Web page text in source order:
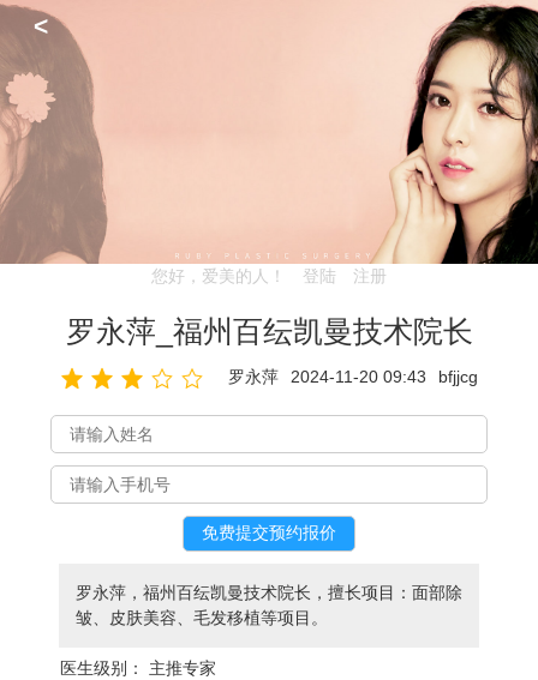
<
您好，爱美的人！ 登陆 注册
罗永萍_福州百纭凯曼技术院长
罗永萍 2024-11-20 09:43 bfjjcg
罗永萍，福州百纭凯曼技术院长，擅长项目：面部除
皱、皮肤美容、毛发移植等项目。
医生级别：
主推专家